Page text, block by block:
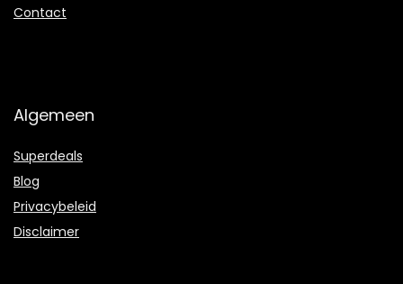
Contact
Algemeen
Superdeals
Blog
Privacybeleid
Disclaimer